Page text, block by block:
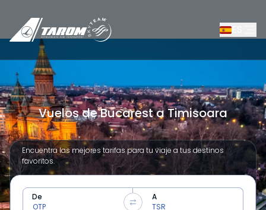
Vuelos de Bucarest a Timisoara
Encuentra las mejores tarifas para tu viaje a tus destinos
favoritos.
De A